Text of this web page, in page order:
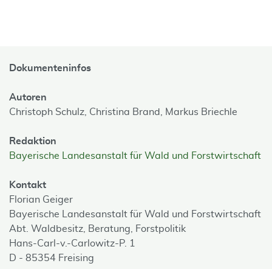
Dokumenteninfos
Autoren
Christoph Schulz, Christina Brand, Markus Briechle
Redaktion
Bayerische Landesanstalt für Wald und Forstwirtschaft
Kontakt
Florian Geiger
Bayerische Landesanstalt für Wald und Forstwirtschaft
Abt. Waldbesitz, Beratung, Forstpolitik
Hans-Carl-v.-Carlowitz-P. 1
D - 85354 Freising